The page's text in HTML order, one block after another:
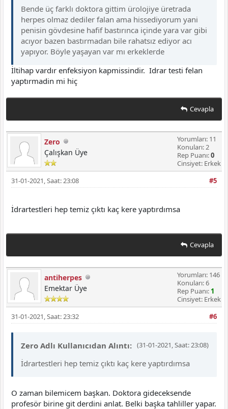
Bende üç farklı doktora gittim ürolojiye üretrada
herpes olmaz dediler falan ama hissediyorum yani
penisin gövdesine hafif bastırınca içinde yara var gibi
acıyor bazen bastırmadan bile rahatsız ediyor acı
yapıyor. Böyle yaşayan var mı erkeklerde
İltihap vardır enfeksiyon kapmissindir. Idrar testi felan
yaptırmadin mi hiç
Cevapla
Zero
Çalışkan Üye
Yorumları: 11
Konuları: 2
Rep Puanı:0
Cinsiyet: Erkek
#5
31-01-2021, Saat: 23:08
İdrartestleri hep temiz çıktı kaç kere yaptırdımsa
Cevapla
antiherpes
Emektar Üye
Yorumları: 146
Konuları: 6
Rep Puanı: 1
Cinsiyet: Erkek
#6
31-01-2021, Saat: 23:32
(31-01-2021, Saat: 23:08)
Zero Adlı Kullanıcıdan Alıntı:
İdrartestleri hep temiz çıktı kaç kere yaptırdımsa
O zaman bilemicem başkan. Doktora gideceksende
profesör birine git derdini anlat. Belki başka tahliller yapar.